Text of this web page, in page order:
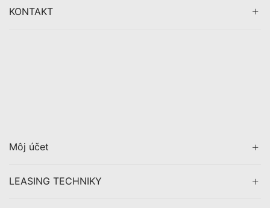
KONTAKT
Môj účet
LEASING TECHNIKY